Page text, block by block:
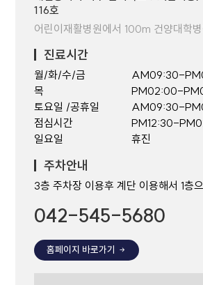
116호
어린이재활병원에서 100m 건양대학
진료시간
월/화/수/금
목
토요일 /공휴일
점심시간
일요일
AM09:30-
PM02:00-
AM09:30-
PM12:30-
휴진
주차안내
3층 주차장 이용후 계단 이용해서 1층
042-545-5680
홈페이지 바로가기